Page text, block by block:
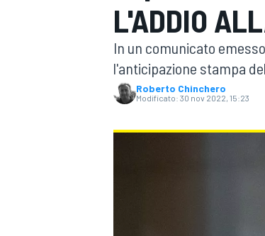
MOTOGP
L'ADDIO
In un comunicato
l'anticipazione stampa
Roberto Chinchero
Modificato: 30 nov 2022, 15:23